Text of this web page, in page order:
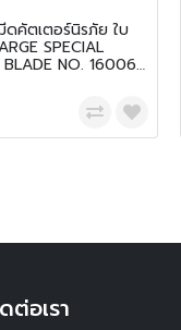
ดคัตเตอร์นิรภัย ใบ
SPECIAL
BLADE NO. 160060
ต่อเรา